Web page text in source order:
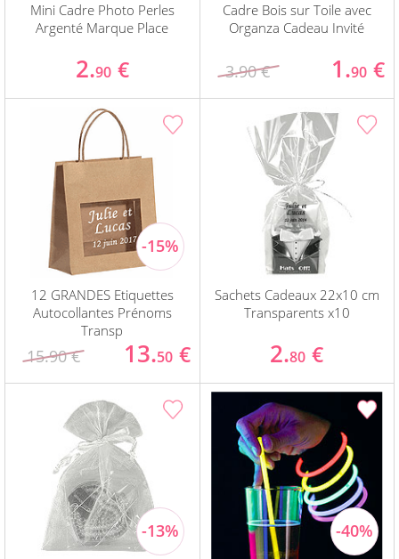
Mini Cadre Photo Perles
Argenté Marque Place
2.90 €
Cadre Bois sur Toile avec
Organza Cadeau Invité
3.90 € 1.90 €
12 GRANDES Etiquettes
Autocollantes Prénoms
Transp
15.90 € 13.50 €
Sachets Cadeaux 22x10 cm
Transparents x10
2.80 €